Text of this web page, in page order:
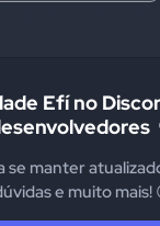
Efí no
se manter
e muito mais!